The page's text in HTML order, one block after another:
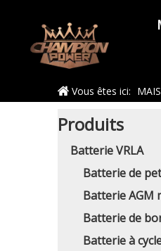
Maison
Vous êtes ici:
Produits
Batterie VRLA
Batterie de
Batterie AGM
Batterie de
Batterie à